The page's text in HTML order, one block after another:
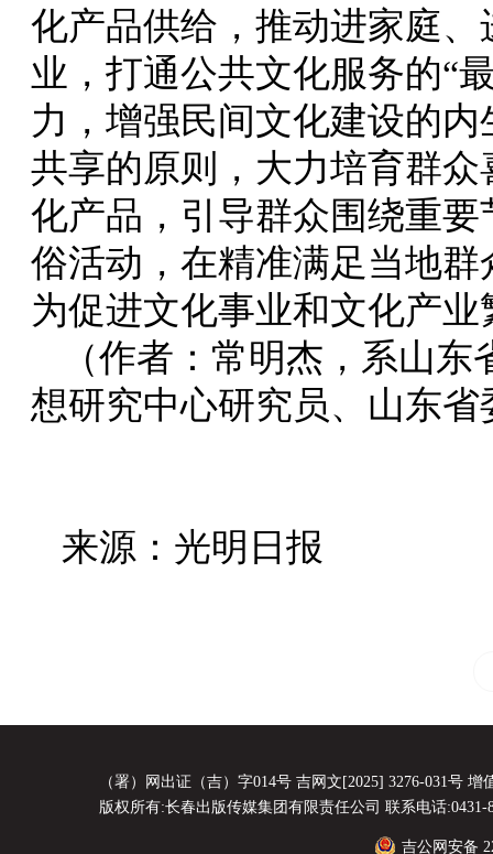
化产品供给，推动进家庭
业，打通公共文化服务的“
力，增强民间文化建设的
共享的原则，大力培育群
化产品，引导群众围绕重
俗活动，在精准满足当地
为促进文化事业和文化产
（作者：常明杰，系山
想研究中心研究员、山东
来源：光明日报
（署）网出证（吉）字014号 吉网文[2025] 3276-031号
版权所有:长春出版传媒集团有限责任公司 联系电话:0431-
吉公网安备